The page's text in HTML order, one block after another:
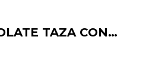
TAZA CON…